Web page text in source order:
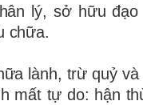
lý, sở hữu
chữa.
lành, trừ quỷ và
mất tự do: hận